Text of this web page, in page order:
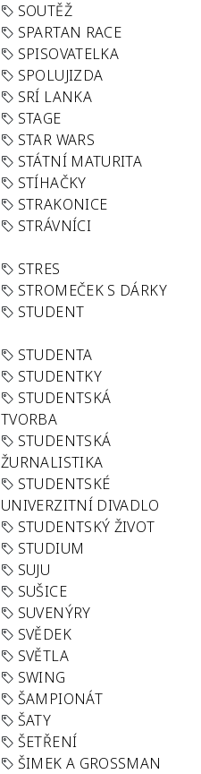
SOUTĚŽ
SPARTAN RACE
SPISOVATELKA
SPOLUJIZDA
SRÍ LANKA
STAGE
STAR WARS
STÁTNÍ MATURITA
STÍHAČKY
STRAKONICE
STRÁVNÍCI
STRES
STROMEČEK S DÁRKY
STUDENT
STUDENTA
STUDENTKY
STUDENTSKÁ
TVORBA
STUDENTSKÁ
ŽURNALISTIKA
STUDENTSKÉ
UNIVERZITNÍ DIVADLO
STUDENTSKÝ ŽIVOT
STUDIUM
SUJU
SUŠICE
SUVENÝRY
SVĚDEK
SVĚTLA
SWING
ŠAMPIONÁT
ŠATY
ŠETŘENÍ
ŠIMEK A GROSSMAN